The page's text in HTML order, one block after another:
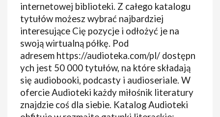
internetowej biblioteki. Z całego katalogu
tytułów możesz wybrać najbardziej
interesujące Cię pozycje i odłożyć je na
swoją wirtualną półkę. Pod
adresem https://audioteka.com/pl/ dostępn
ych jest 50 000 tytułów, na które składają
się audiobooki, podcasty i audioseriale. W
ofercie Audioteki każdy miłośnik literatury
znajdzie coś dla siebie. Katalog Audioteki